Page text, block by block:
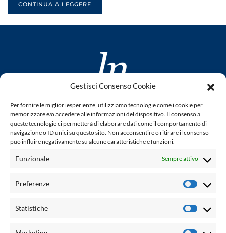
Gestisci Consenso Cookie
Per fornire le migliori esperienze, utilizziamo tecnologie come i cookie per
memorizzare e/o accedere alle informazioni del dispositivo. Il consenso a
queste tecnologie ci permetterà di elaborare dati come il comportamento di
navigazione o ID unici su questo sito. Non acconsentire o ritirare il consenso
può influire negativamente su alcune caratteristiche e funzioni.
Funzionale Sempre attivo
Preferenze
Statistiche
CONTINUA A LEGGERE
www.laletteraturaenoi.it
fondato da Romano Luperini
Questo blog non rappresenta una testata giornalistica in
quanto viene aggiornato senza alcuna periodicità. Non può
legge n° 62 del 7.03.2001. L'autore non è responsabile per